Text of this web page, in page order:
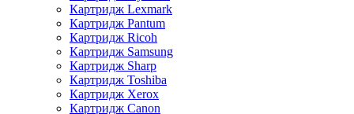
Картридж Lexmark
Картридж Pantum
Картридж Ricoh
Картридж Samsung
Картридж Sharp
Картридж Toshiba
Картридж Xerox
Картридж Сanon